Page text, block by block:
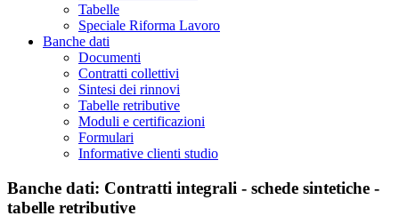
Tabelle
Speciale Riforma Lavoro
Banche dati
Documenti
Contratti collettivi
Sintesi dei rinnovi
Tabelle retributive
Moduli e certificazioni
Formulari
Informative clienti studio
Banche dati: Contratti integrali - schede sintetiche -
tabelle retributive